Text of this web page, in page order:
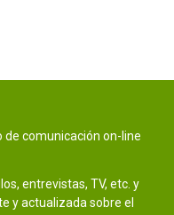
de comunicación on-line
entrevistas, TV, etc. y
y actualizada sobre el